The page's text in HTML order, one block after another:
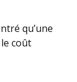
qu’une
coût